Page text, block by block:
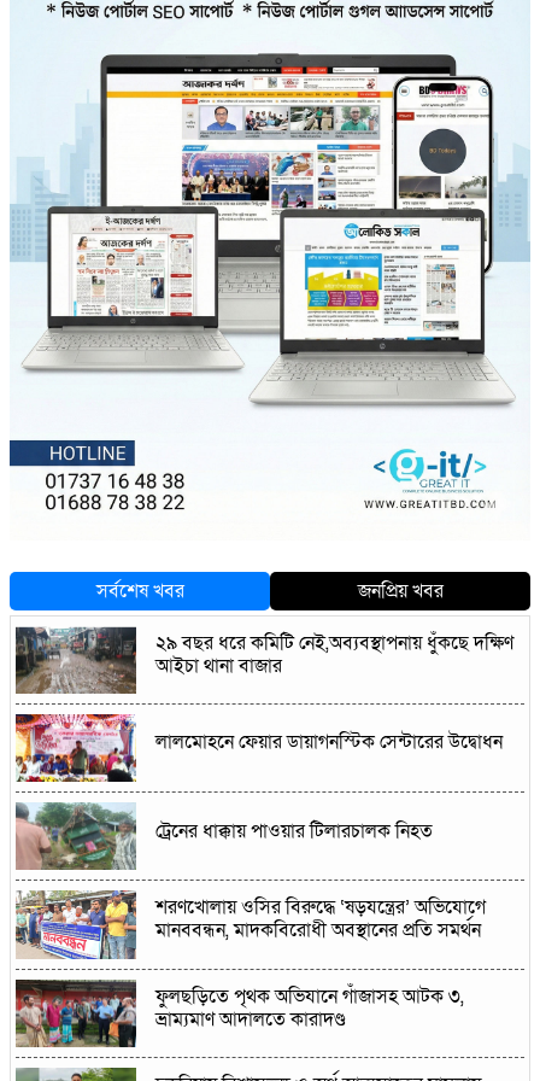
সর্বশেষ খবর
জনপ্রিয় খবর
২৯ বছর ধরে কমিটি নেই,অব্যবস্থাপনায় ধুঁকছে দক্ষিণ
আইচা থানা বাজার
লালমোহনে ফেয়ার ডায়াগনস্টিক সেন্টারের উদ্বোধন
ট্রেনের ধাক্কায় পাওয়ার টিলারচালক নিহত
শরণখোলায় ওসির বিরুদ্ধে ‘ষড়যন্ত্রের’ অভিযোগে
মানববন্ধন, মাদকবিরোধী অবস্থানের প্রতি সমর্থন
ফুলছড়িতে পৃথক অভিযানে গাঁজাসহ আটক ৩,
ভ্রাম্যমাণ আদালতে কারাদণ্ড